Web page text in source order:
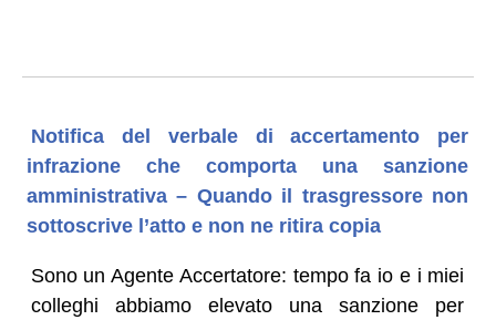
Notifica del verbale di accertamento per
infrazione che comporta una sanzione
amministrativa – Quando il trasgressore non
sottoscrive l’atto e non ne ritira copia
Sono un Agente Accertatore: tempo fa io e i miei
colleghi abbiamo elevato una sanzione per